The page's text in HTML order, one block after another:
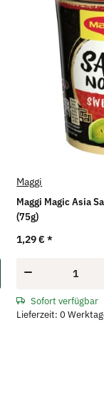
Maggi
Maggi Magic Asia
(75g)
1,29 €*
Sofort verfügbar
Lieferzeit: 0